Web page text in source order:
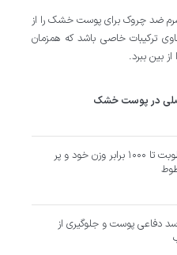
ضد چروک برای پوست خشک را از
ترکیبات خاصی باشد که همزمان
بین ببرد.
در پوست خشک
جذب رطوبت تا ۱۰۰۰ برابر وزن خود و پر
سد دفاعی پوست و جلوگیری از